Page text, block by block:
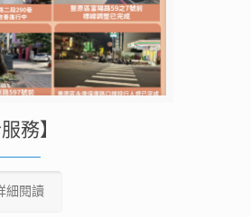
務】
細閱讀